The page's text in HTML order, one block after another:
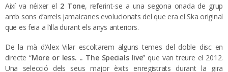
Així va néixer el 2 Tone, referint-se a una segona onada de grup
amb sons d’arrels jamaicanes evolucionats del que era el Ska original
que es feia a l’illa durant els anys anteriors.
De la mà d’Alex Vilar escoltarem alguns temes del doble disc en
directe “More or less. .. The Specials live” que van treure el 2012.
Una selecció dels seus major èxits enregistrats durant la gira